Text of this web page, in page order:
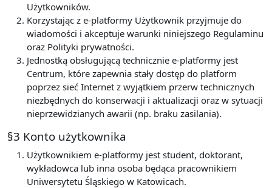
Użytkowników.
Korzystając z e-platformy Użytkownik przyjmuje do
wiadomości i akceptuje warunki niniejszego Regulaminu
oraz Polityki prywatności.
Jednostką obsługującą technicznie e-platformy jest
Centrum, które zapewnia stały dostęp do platform
poprzez sieć Internet z wyjątkiem przerw technicznych
niezbędnych do konserwacji i aktualizacji oraz w sytuacji
nieprzewidzianych awarii (np. braku zasilania).
§3 Konto użytkownika
Użytkownikiem e-platformy jest student, doktorant,
wykładowca lub inna osoba będąca pracownikiem
Uniwersytetu Śląskiego w Katowicach.